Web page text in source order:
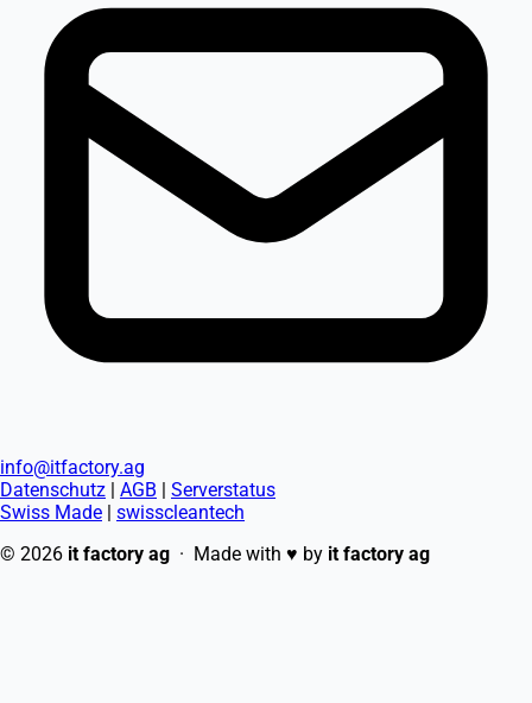
info@itfactory.ag
Datenschutz | AGB | Serverstatus
Swiss Made | swisscleantech
© 2026 it factory ag · Made with ♥ by it factory ag